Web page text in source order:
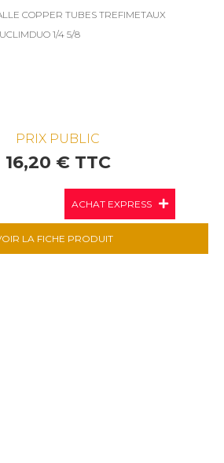
COPPER TUBES TREFIMETAUX
1/4 5/8
PRIX PUBLIC
16,20 € TTC
ACHAT EXPRESS
LA FICHE PRODUIT